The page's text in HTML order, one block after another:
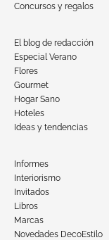
Concursos y regalos
El blog de redacción
Especial Verano
Flores
Gourmet
Hogar Sano
Hoteles
Ideas y tendencias
Informes
Interiorismo
Invitados
Libros
Marcas
Novedades DecoEstilo